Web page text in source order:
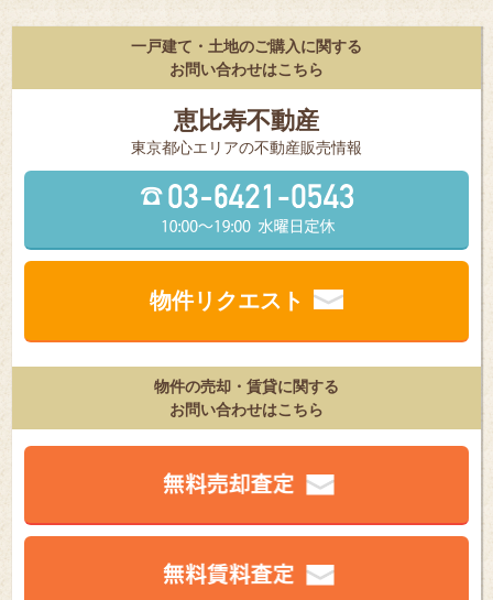
一戸建て・土地のご購入に関する
お問い合わせはこちら
恵比寿不動産
東京都⼼エリアの不動産販売情報
物件リクエスト
物件の売却・賃貸に関する
お問い合わせはこちら